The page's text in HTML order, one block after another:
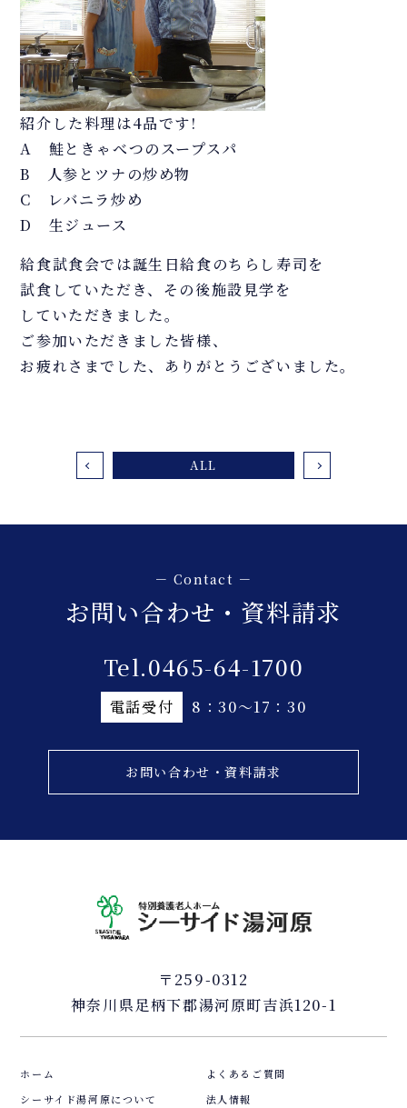
紹介した料理は4品です!
A 鮭ときゃべつのスープスパ
B 人参とツナの炒め物
C レバニラ炒め
D 生ジュース
給食試食会では誕生日給食のちらし寿司を
試食していただき、その後施設見学を
していただきました。
ご参加いただきました皆様、
お疲れさまでした、ありがとうございました。
ALL
お問い合わせ・資料請求
Tel.0465-64-1700
電話受付 8：30～17：30
お問い合わせ・資料請求
〒259-0312
神奈川県足柄下郡湯河原町吉浜120-1
ホーム
シーサイド湯河原について
よくあるご質問
法人情報